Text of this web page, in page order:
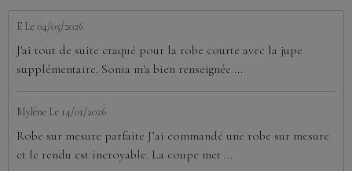
E Le 04/05/2026
J'ai tout de suite craqué pour la robe courte avec la jupe
supplémentaire. Sonia m'a bien renseignée ...
Mylène Le 14/01/2026
Robe sur mesure parfaite J’ai commandé une robe sur mesure
et le rendu est incroyable. La coupe met ...